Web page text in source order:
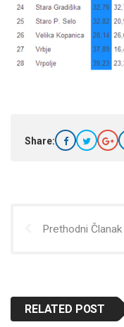
Share:
Prethodni Članak
RELATED POST